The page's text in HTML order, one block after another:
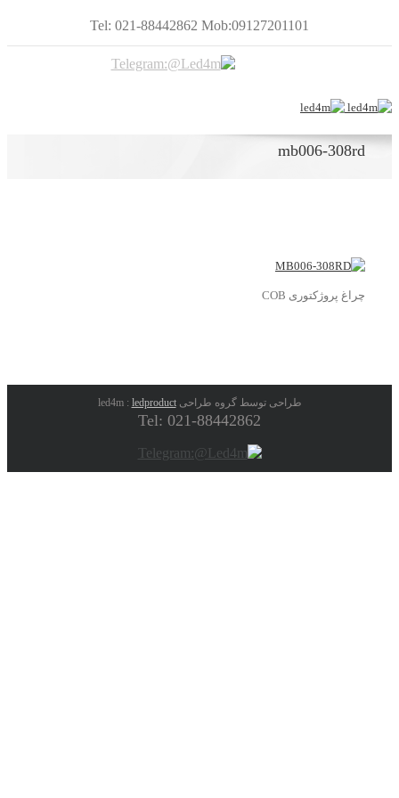
Tel: 021-88442862 Mob:09127201101
mb006-308rd
چراغ پروژکتوری COB
طراحی توسط گروه طراحی led4m :ledproduct
Tel: 021-88442862